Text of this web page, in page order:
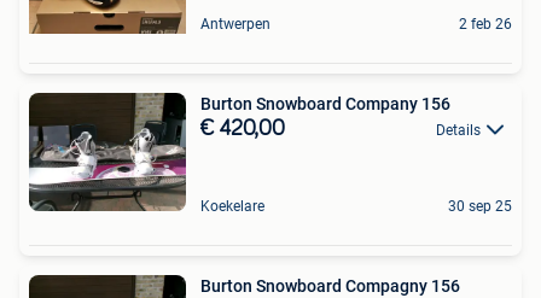
Antwerpen 2 feb 26
Burton Snowboard Company 156
€ 420,00 Details
Koekelare 30 sep 25
Burton Snowboard Compagny 156